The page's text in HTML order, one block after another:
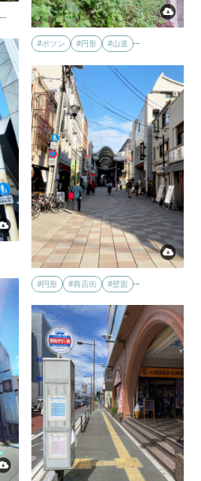
#ポツン #円形 #山道 …
…
#円形 #商店街 #壁面